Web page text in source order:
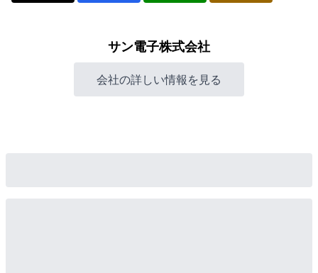
サン電子株式会社
会社の詳しい情報を見る